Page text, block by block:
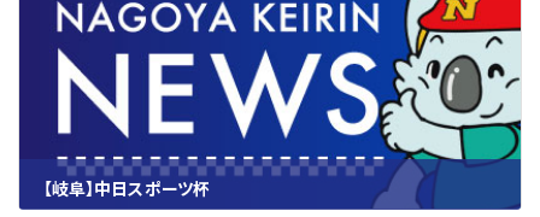
【岐阜】中日スポーツ杯